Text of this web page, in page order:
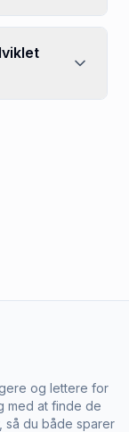
og lettere for
med at finde de
så du både sparer